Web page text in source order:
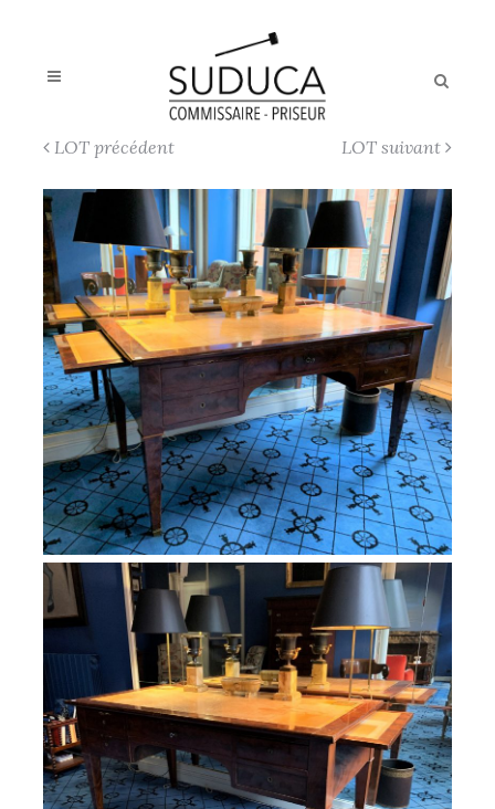
LOT précédent LOT suivant